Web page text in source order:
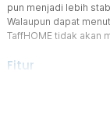
pun menjadi lebih
Walaupun dapat
TaffHOME tidak akan
Fitur
Penghalang